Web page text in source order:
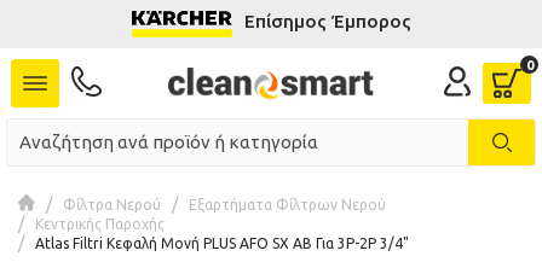
Επίσημος Έμπορος
Φίλτρα Νερού
Εξαρτήματα Φίλτρων Νερού
Κεντρικής Παροχής
Atlas Filtri Κεφαλή Μονή PLUS AFO SX AB Για 3P-2P 3/4"